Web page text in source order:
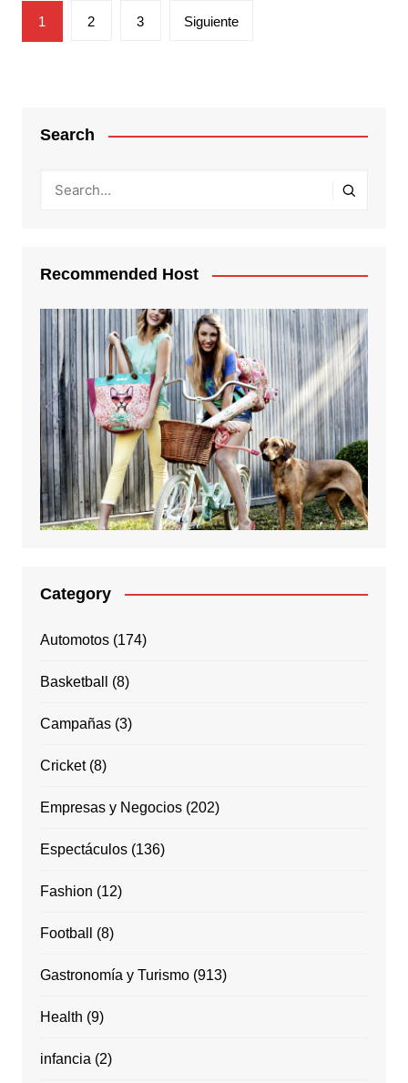
Paginación
de
1 2 3 Siguiente
Search
Recommended Host
Category
Automotos(174)
Basketball (8)
Campañas(3)
Cricket(8)
Empresas y Negocios(202)
Espectáculos(136)
Fashion (12)
Football (8)
Gastronomía y Turismo(913)
Health (9)
infancia (2)